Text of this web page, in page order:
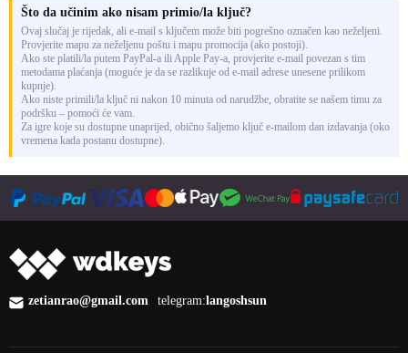
Što da učinim ako nisam primio/la ključ?
Ovaj slučaj je rijedak, ali e-mail s ključem može biti pogrešno označen kao neželjeni.
Provjerite mapu za neželjenu poštu i mapu promocija (ako postoji).
Ako ste platili/la putem PayPal-a ili Apple Pay-a, provjerite e-mail povezan s tim
metodama plaćanja (moguće je da se razlikuje od e-mail adrese unesene prilikom
kupnje).
Ako niste primili/la ključ ni nakon 10 minuta od narudžbe, obratite se našem timu za
podršku – pomoći će vam.
Za igre koje su dostupne unaprijed, obično šaljemo ključ e-mailom dan izdavanja (oko
vremena kada postanu dostupne).
zetianrao@gmail.com telegram:langoshsun